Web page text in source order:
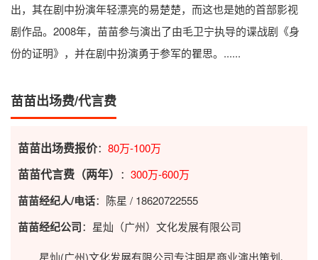
出，其在剧中扮演年轻漂亮的易楚楚，而这也是她的首部影视
剧作品。2008年，苗苗参与演出了由毛卫宁执导的谍战剧《身
份的证明》，并在剧中扮演勇于参军的瞿思。......
苗苗出场费/代言费
苗苗出场费报价： 80万-100万
苗苗代言费（两年） ： 300万-600万
苗苗经纪人/电话：陈星 / 18620722555
苗苗经纪公司：星灿（广州）文化发展有限公司
星灿(广州)文化发展有限公司专注明星商业演出策划、